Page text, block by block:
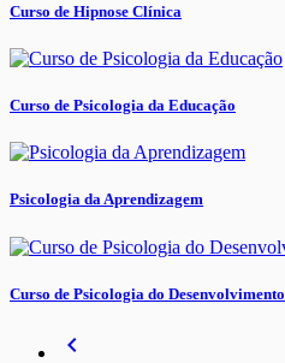
Curso de Hipnose Clínica
Curso de Psicologia da Educação
Psicologia da Aprendizagem
Curso de Psicologia do Desenvolvimento
navigate_before